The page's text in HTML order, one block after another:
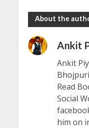
About the
Ankit
Ankit
Read
Social
him on